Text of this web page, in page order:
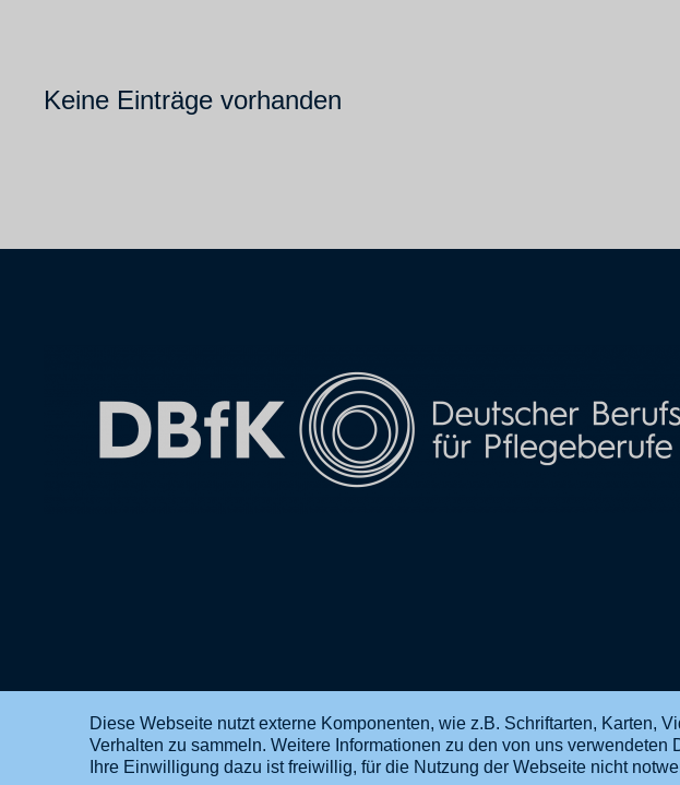
Keine Einträge vorhanden
EN
Diese Webseite nutzt externe Komponenten, wie z.B. Schriftarten, Karten,
Verhalten zu sammeln. Weitere Informationen zu den von uns
Ihre Einwilligung dazu ist freiwillig, für die Nutzung der Webseite nicht